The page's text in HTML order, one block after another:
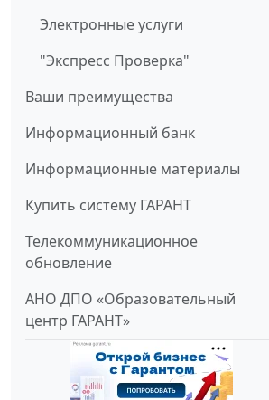
Электронные услуги
"Экспресс Проверка"
Ваши преимущества
Информационный банк
Информационные материалы
Купить систему ГАРАНТ
Телекоммуникационное
обновление
АНО ДПО «Образовательный
центр ГАРАНТ»